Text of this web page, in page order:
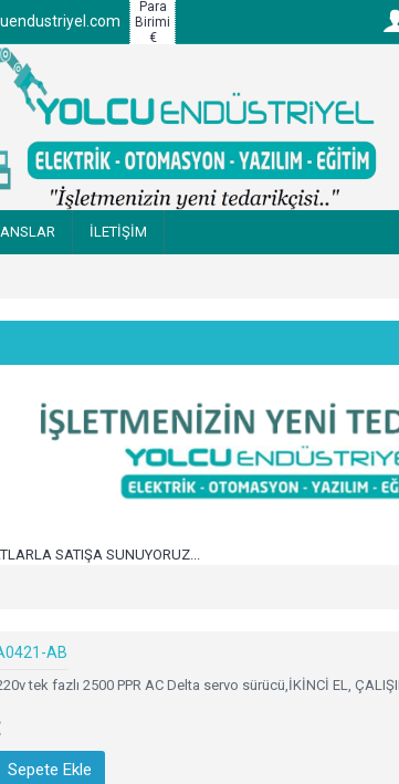
Para
Birimi
€
İLETİŞİM
SATIŞA SUNUYORUZ...
AB
tek fazlı 2500 PPR AC Delta servo sürücü,İKİNCİ EL,
Sepete Ekle